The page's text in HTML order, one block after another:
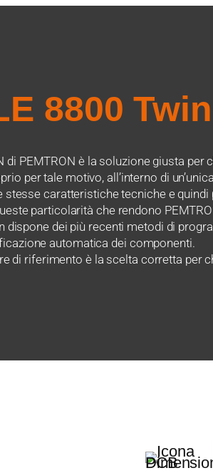
8800 Twin
di PEMTRON è la soluzione giusta per
per tale motivo, all’interno di
stesse caratteristiche tecniche e
particolarità che rendono
dei più recenti metodi di
automatica dei componenti.
di riferimento è la scelta corretta per